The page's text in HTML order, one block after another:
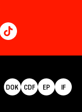
DOK CDF EP IF